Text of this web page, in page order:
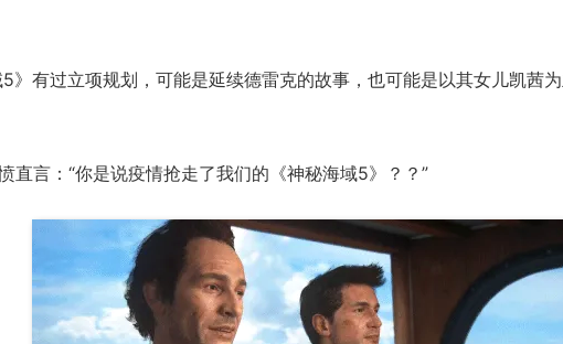
》有过立项规划，可能是延续德雷克的故事，也可能是以其女儿凯茜
言：“你是说疫情抢走了我们的《神秘海域5》？？”